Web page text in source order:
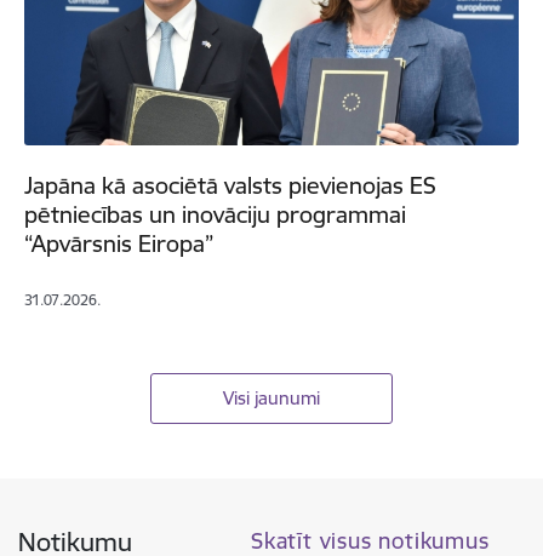
Japāna kā asociētā valsts pievienojas ES
pētniecības un inovāciju programmai
“Apvārsnis Eiropa”
31.07.2026.
Visi jaunumi
Notikumu
Skatīt visus notikumus